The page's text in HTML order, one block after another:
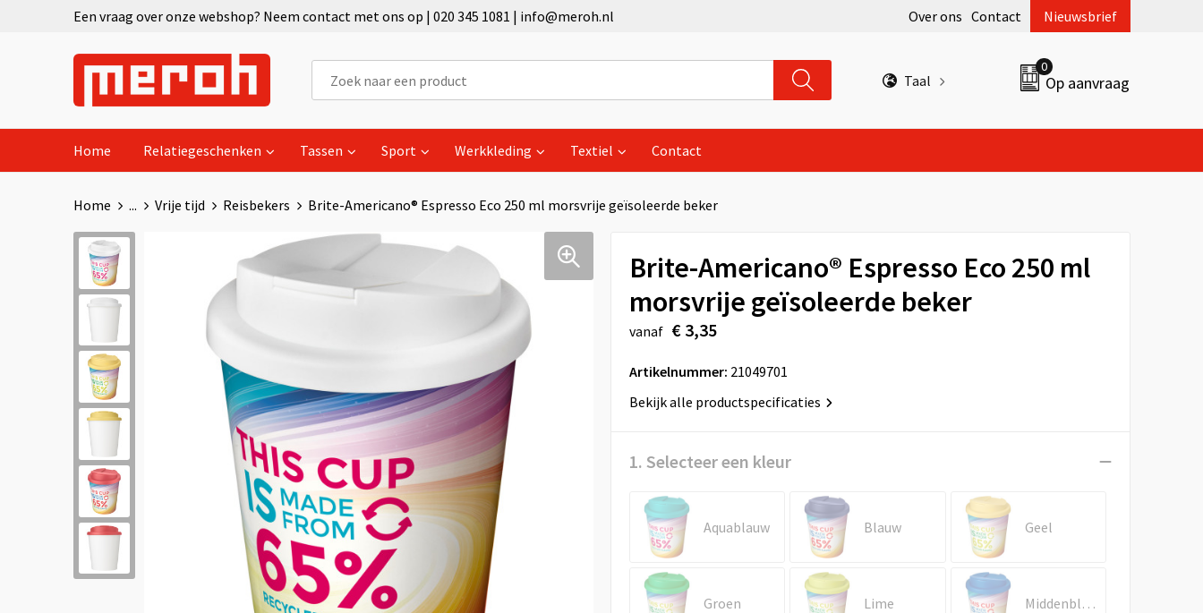
Een vraag over onze webshop? Neem contact met ons op | 020 345 1081 | info@meroh.nl Over ons Contact Nieuwsbrief
Taal
0
Op aanvraag
Home Relatiegeschenken Tassen Sport Werkkleding Textiel Contact
Home ... Vrije tijd Reisbekers Brite-Americano® Espresso Eco 250 ml morsvrije geïsoleerde beker
Brite-Americano® Espresso Eco 250 ml
morsvrije geïsoleerde beker
vanaf € 3,35
Artikelnummer: 21049701
Bekijk alle productspecificaties
1. Selecteer een kleur
Aquablauw Blauw Geel
Groen Lime Middenblauw